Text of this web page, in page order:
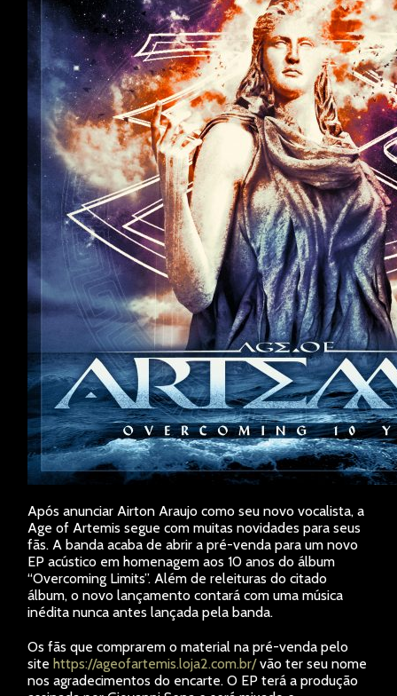
Após anunciar Airton Araujo como seu novo vocalista, a
Age of Artemis segue com muitas novidades para seus
fãs. A banda acaba de abrir a pré-venda para um novo
EP acústico em homenagem aos 10 anos do álbum
“Overcoming Limits”. Além de releituras do citado
álbum, o novo lançamento contará com uma música
inédita nunca antes lançada pela banda.
Os fãs que comprarem o material na pré-venda pelo
site https://ageofartemis.loja2.com.br/vão ter seu nome
nos agradecimentos do encarte. O EP terá a produção